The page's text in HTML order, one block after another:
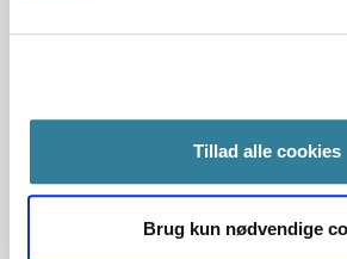
Tillad alle cookies
Brug kun nødvendige
Dato for underskrift
Offentliggørelsesdato